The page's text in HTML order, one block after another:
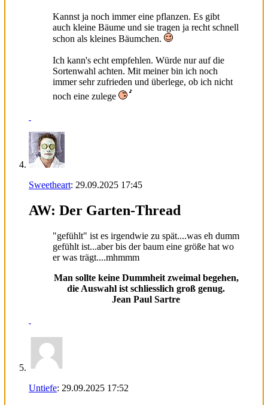
Kannst ja noch immer eine pflanzen. Es gibt
auch kleine Bäume und sie tragen ja recht schnell
schon als kleines Bäumchen.
Ich kann's echt empfehlen. Würde nur auf die
Sortenwahl achten. Mit meiner bin ich noch
immer sehr zufrieden und überlege, ob ich nicht
noch eine zulege
Sweetheart: 29.09.2025 17:45
AW: Der Garten-Thread
"gefühlt" ist es irgendwie zu spät....was eh dumm
gefühlt ist...aber bis der baum eine größe hat wo
er was trägt....mhmmm
Man sollte keine Dummheit zweimal begehen,
die Auswahl ist schliesslich groß genug.
Jean Paul Sartre
Untiefe: 29.09.2025 17:52